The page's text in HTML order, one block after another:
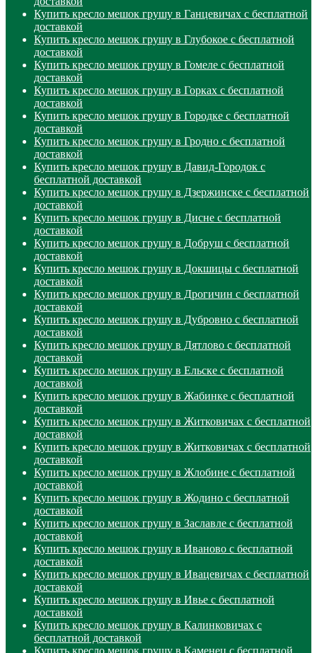
Купить кресло мешок грушу в Ганцевичах с бесплатной
доставкой
Купить кресло мешок грушу в Глубокое с бесплатной
доставкой
Купить кресло мешок грушу в Гомеле с бесплатной
доставкой
Купить кресло мешок грушу в Горках с бесплатной
доставкой
Купить кресло мешок грушу в Городке с бесплатной
доставкой
Купить кресло мешок грушу в Гродно с бесплатной
доставкой
Купить кресло мешок грушу в Давид-Городок с
бесплатной доставкой
Купить кресло мешок грушу в Дзержинске с бесплатной
доставкой
Купить кресло мешок грушу в Дисне с бесплатной
доставкой
Купить кресло мешок грушу в Добруш с бесплатной
доставкой
Купить кресло мешок грушу в Докшицы с бесплатной
доставкой
Купить кресло мешок грушу в Дрогичин с бесплатной
доставкой
Купить кресло мешок грушу в Дубровно с бесплатной
доставкой
Купить кресло мешок грушу в Дятлово с бесплатной
доставкой
Купить кресло мешок грушу в Ельске с бесплатной
доставкой
Купить кресло мешок грушу в Жабинке с бесплатной
доставкой
Купить кресло мешок грушу в Житковичах с бесплатной
доставкой
Купить кресло мешок грушу в Житковичах с бесплатной
доставкой
Купить кресло мешок грушу в Жлобине с бесплатной
доставкой
Купить кресло мешок грушу в Жодино с бесплатной
доставкой
Купить кресло мешок грушу в Заславле с бесплатной
доставкой
Купить кресло мешок грушу в Иваново с бесплатной
доставкой
Купить кресло мешок грушу в Ивацевичах с бесплатной
доставкой
Купить кресло мешок грушу в Ивье с бесплатной
доставкой
Купить кресло мешок грушу в Калинковичах с
бесплатной доставкой
Купить кресло мешок грушу в Каменец с бесплатной